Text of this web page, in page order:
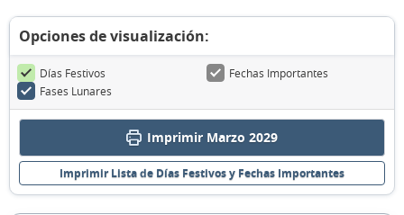
Opciones de visualización:
Días Festivos
Fechas Importantes
Fases Lunares
Imprimir Marzo 2029
Imprimir Lista de Días Festivos y Fechas Importantes